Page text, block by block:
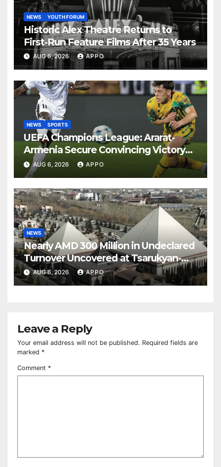
NEWS YOUTH FORUM
Historic Alex Theatre Returns to
First-Run Feature Films After 35 Years
AUG 6, 2026 APPO
NEWS SPORTS
UEFA Champions League: Ararat-
Armenia Secure Convincing Victory
Over Shamrock Rovers 2-0
AUG 6, 2026 APPO
NEWS
Nearly AMD 300 Million in Undeclared
Turnover Uncovered at Tsarukyan-
Owned Entertainment Center
AUG 6, 2026 APPO
Leave a Reply
Your email address will not be published. Required fields are
marked *
Comment *